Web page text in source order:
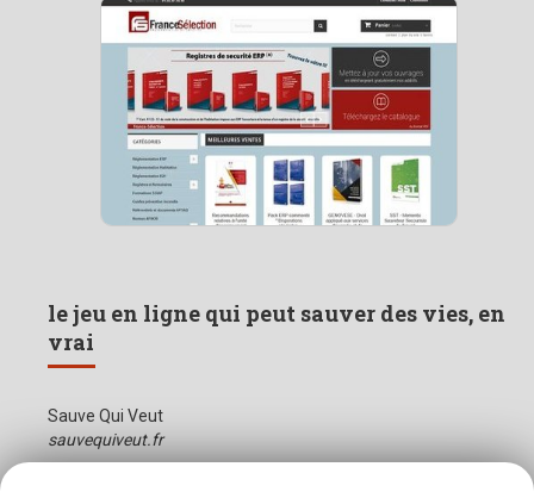
le jeu en ligne qui peut sauver des vies, en
vrai
Sauve Qui Veut
sauvequiveut.fr